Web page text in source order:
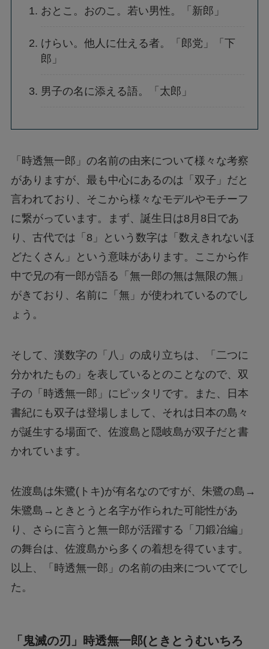
おとこ。おのこ。若い男性。「新郎」
けらい。他人に仕える者。「郎党」「下
郎」
男子の名に添える語。「太郎」
「時透無一郎」の名前の由来について様々な考察
がありますが、最も中心にあるのは「双子」だと
言われており、そこから様々なモデルやモチーフ
に繋がっています。まず、誕生日は8月8日であ
り、古代では「8」という数字は「数えきれないほ
どたくさん」という意味があります。ここから作
中で兄の有一郎が語る「無一郎の無は無限の無」
がきており、名前に「無」が使われているのでし
ょう。
そして、漢数字の「八」の成り立ちは、「二つに
分かれたもの」を表しているとのことなので、双
子の「時透無一郎」にピッタリです。また、日本
書紀にも双子は登場しまして、それは日本の島々
が誕生する場面で、佐渡島と隠岐島が双子だと書
かれています。
佐渡島は朱鷺(トキ)が有名なのですが、朱鷺の島→
朱鷺島→ときとうと名字が作られた可能性があ
り、さらに言うと無一郎が活躍する「刀鍛冶編」
の舞台は、佐渡島から多くの着想を得ています。
以上、「時透無一郎」の名前の由来についてでし
た。
「鬼滅の刃」時透無一郎(ときとうむいちろ